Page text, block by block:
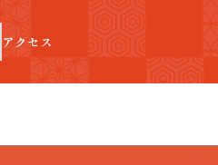
アクセス